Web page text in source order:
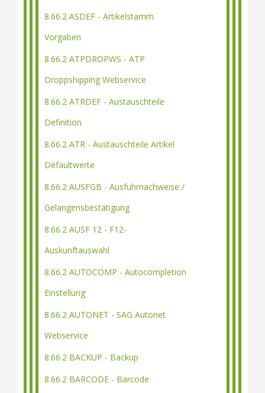
8.66.2 ASDEF - Artikelstamm
Vorgaben
8.66.2 ATPDROPWS - ATP
Droppshipping Webservice
8.66.2 ATRDEF - Austauschteile
Definition
8.66.2 ATR - Austauschteile Artikel
Defaultwerte
8.66.2 AUSFGB - Ausfuhrnachweise /
Gelangensbestätigung
8.66.2 AUSF 12 - F12-
Auskunftauswahl
8.66.2 AUTOCOMP - Autocompletion
Einstellung
8.66.2 AUTONET - SAG Autonet
Webservice
8.66.2 BACKUP - Backup
8.66.2 BARCODE - Barcode